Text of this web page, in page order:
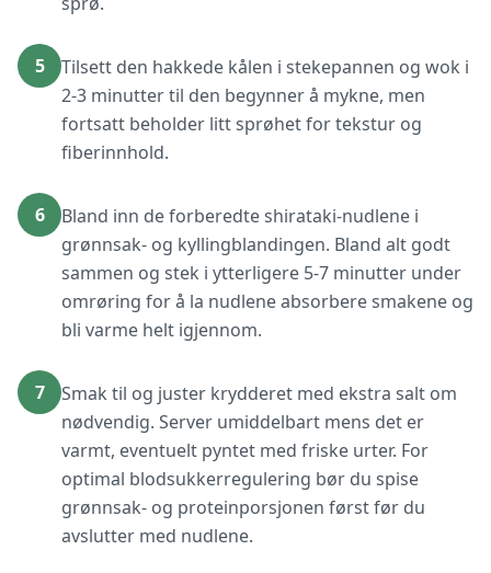
5
Tilsett den hakkede kålen i stekepannen og wok i
2-3 minutter til den begynner å mykne, men
fortsatt beholder litt sprøhet for tekstur og
fiberinnhold.
6
Bland inn de forberedte shirataki-nudlene i
grønnsak- og kyllingblandingen. Bland alt godt
sammen og stek i ytterligere 5-7 minutter under
omrøring for å la nudlene absorbere smakene og
bli varme helt igjennom.
7
Smak til og juster krydderet med ekstra salt om
nødvendig. Server umiddelbart mens det er
varmt, eventuelt pyntet med friske urter. For
optimal blodsukkerregulering bør du spise
grønnsak- og proteinporsjonen først før du
avslutter med nudlene.